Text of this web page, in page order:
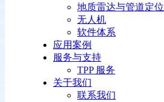
地质雷达与管道定位
无人机
软件体系
应用案例
服务与支持
TPP 服务
关于我们
联系我们